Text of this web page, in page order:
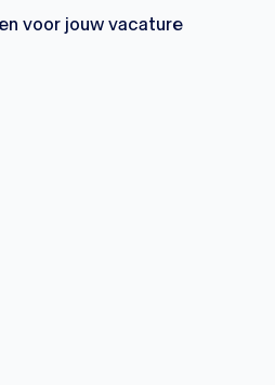
voor jouw vacature